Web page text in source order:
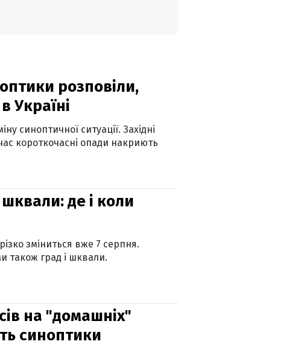
розповіли,
Україні
синоптичної ситуації. Західні
короткочасні опади накриють
шквали: де і коли
зміниться вже 7 серпня.
також град і шквали.
на "домашніх"
синоптики